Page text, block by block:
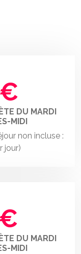
DU MARDI
MIDI
non incluse :
jour)
DU MARDI
MIDI